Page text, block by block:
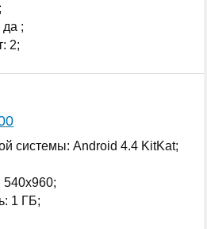
;
2;
системы: Android 4.4 KitKat;
540x960;
1 ГБ;